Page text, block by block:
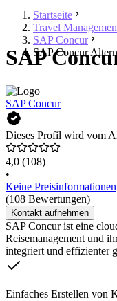
Startseite
Travel
SAP Concur
SAP Concur
SAP
SAP Concur
Dieses Profil wird vom
4,0 (108)
•
Keine Preisinformationen
(108 Bewertungen)
Kontakt aufnehmen
SAP Concur ist eine
Reisemanagement und
integriert und effizienter
Einfaches Erstellen von